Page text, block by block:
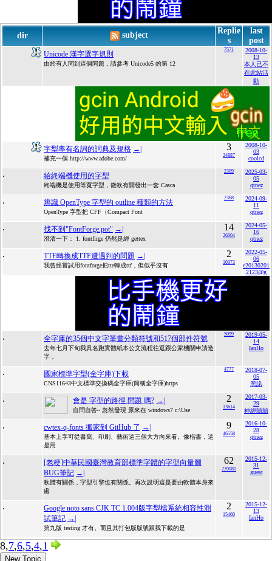
dir subject
Replie
s
last
post
Unicode 漢字選字規則
由於有人問到這個問題，請參考 Unicode5 的第 12
7571
2008-10-
13
本人已不
在此站活
動
字型專有名詞的詞典及規格 →|
補充一個 http://www.adobe.com/
3
24887
2008-10-
03
coolcd
. 給終端機使用的字型
終端機是使用等寬字型，微軟有開發出一套 Casca
2309
2025-03-
05
qtnez
. 辨識 OpenType 字型的 outline 種類的方法
OpenType 字型把 CFF（Compact Font
2368
2024-09-
11
qtnez
. 找不到"FontForge.pot" →|
澄清一下： 1. fontfirge 仍然是經 gettex
14
26004
2024-05-
16
qtnez
. TTE轉換成TTF遭遇到的問題 →|
我曾經嘗試用fontforge把tte轉成ttf，但似乎沒有
2
10373
2022-05-
06
e20130201
2123@g
. 全字庫的35個中文字筆畫分類符號和517個部件符號
去年七月下旬我具名跑實體紙本公文流程往返跟公家機關申請造
字，
5099
2019-05-
14
IanHo
. 國家標準字型(全字庫)下載
CNS11643中文標準交換碼全字庫(簡稱全字庫)https
4777
2018-07-
05
黑諾
. 會是 字型的路徑 問題 嗎? →|
自問自答~ 忽然發現 原來在 windows7 c:\Use
2
13614
2017-03-
29
神經囍囍
. cwtex-q-fonts 搬家到 GitHub 了 →|
基本上字可從書寫、印刷、藝術這三個大方向來看。像楷書，這
是用
9
46558
2016-10-
28
qtnez
.
[老梗]中華民國臺灣教育部標準字體的字型向量圖
BUG筆記 →|
軟體有關係，字型引擎也有關係。再次說明這是要由軟體本身來
處
62
220081
2015-12-
31
guest
.
Google noto sans CJK TC 1.004版字型檔系統相容性測
試筆記 →|
第九版 testing 才有。而且其打包版版號跟我下載的是
2
15460
2015-12-
13
IanHo
8,7,6,5,4,1
New Topic